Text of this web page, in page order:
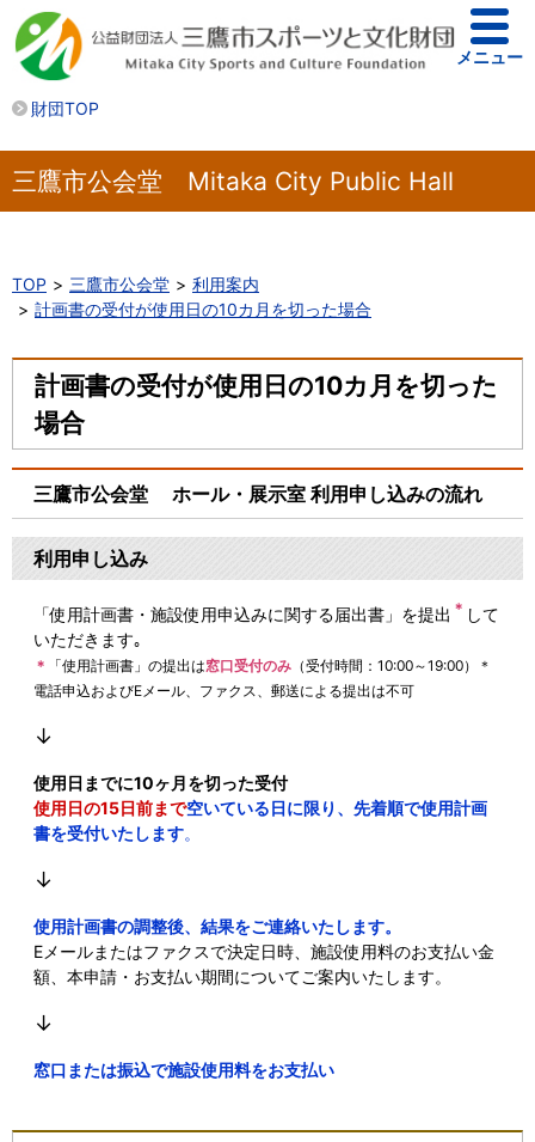
財団TOP
メニュー
三鷹市公会堂 Mitaka City Public Hall
TOP 三鷹市公会堂
利用案内
計画書の受付が使用日の10カ月を切った場合
計画書の受付が使用日の10カ月を切った
場合
三鷹市公会堂 ホール・展示室 利用申し込みの流れ
利用申し込み
「使用計画書・施設使用申込みに関する届出書」を提出 ＊ して
いただきます｡
＊ 「使用計画書」の提出は窓口受付のみ （受付時間：10:00～19:00）＊
電話申込およびEメール、ファクス、郵送による提出は不可
↓
使用日までに10ヶ月を切った受付
使用日の15日前まで空いている日に限り、先着順で使用計画
書を受付いたします。
↓
使用計画書の調整後、結果をご連絡いたします。
Eメールまたはファクスで決定日時、施設使用料のお支払い金
額、本申請・お支払い期間についてご案内いたします。
↓
窓口または振込で施設使用料をお支払い